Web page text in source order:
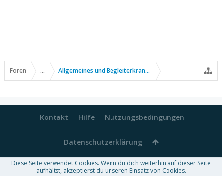
Foren ... Allgemeines und Begleiterkrankungen
Kontakt Hilfe Nutzungsbedingungen
Datenschutzerklärung
Forum software by XenForo™-Deutsch von xenDach
Diese Seite verwendet Cookies. Wenn du dich weiterhin auf dieser Seite
aufhältst, akzeptierst du unseren Einsatz von Cookies.